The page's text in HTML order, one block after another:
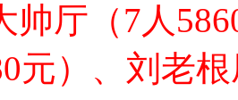
帅厅（7人
元）、刘老